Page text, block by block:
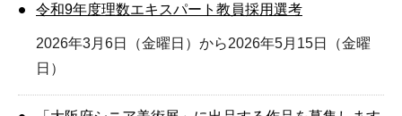
令和9年度理数エキスパート教員採用選考
2026年3月6日（金曜日）から2026年5月15日（金曜
日）